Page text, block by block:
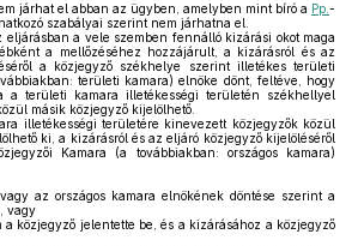
járhat el abban az ügyben, amelyben mint bíró a Pp. -
szabályai szerint nem járhatna el.
eljárásban a vele szemben fennálló kizárási okot maga
a mellőzéséhez hozzájárult, a kizárásról és az
a közjegyző székhelye szerint illetékes területi
területi kamara) elnöke dönt, feltéve, hogy
a területi kamara illetékességi területén székhellyel
másik közjegyző kijelölhető.
illetékességi területére kinevezett közjegyzők közül
ki, a kizárásról és az eljáró közjegyző kijelöléséről
Kamara (a továbbiakban: országos kamara)
az országos kamara elnökének döntése szerint a
vagy
a közjegyző jelentette be, és a kizárásához a közjegyző